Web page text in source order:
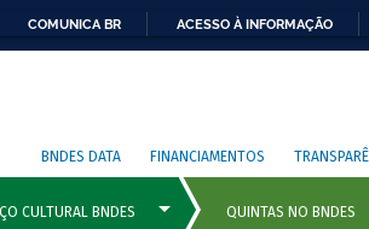
COMUNICA BR ACESSO À INFORMAÇÃO
BNDES DATA FINANCIAMENTOS